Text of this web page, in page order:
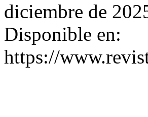
diciembre de
Disponible en:
https://